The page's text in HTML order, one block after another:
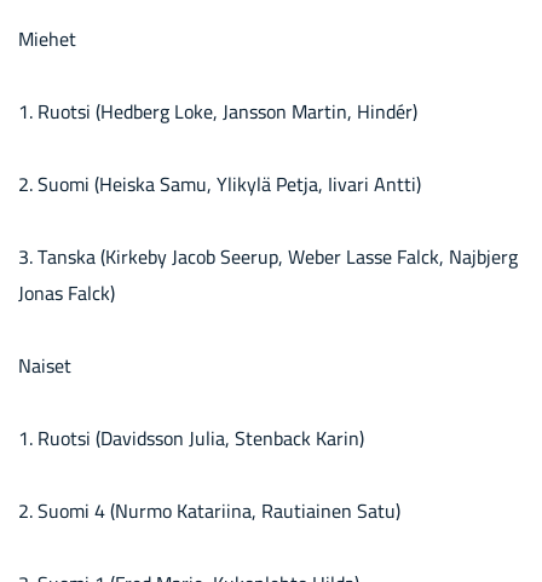
Mie­het
1. Ruot­si (Hed­berg Loke, Jans­son Mar­tin, Hindér)
2. Suomi (Heis­ka Samu, Yli­ky­lä Petja, Ii­va­ri Antti)
3. Tans­ka (Kir­ke­by Jacob See­rup, Weber Lasse Falck, Najb­jerg
Jonas Falck)
Nai­set
1. Ruot­si (Da­vids­son Julia, Sten­back Karin)
2. Suomi 4 (Nurmo Ka­ta­rii­na, Rau­tiai­nen Satu)